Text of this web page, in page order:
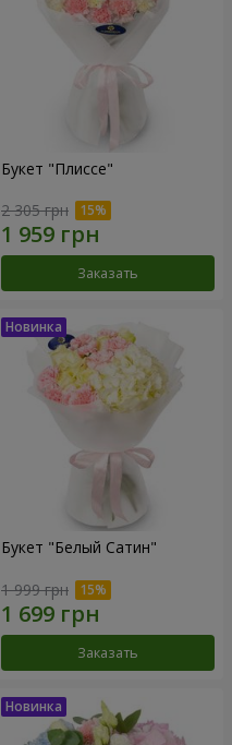
Букет "Плиссе"
2 305 грн
Заказать
Букет "Белый Сатин"
1 999 грн
Заказать